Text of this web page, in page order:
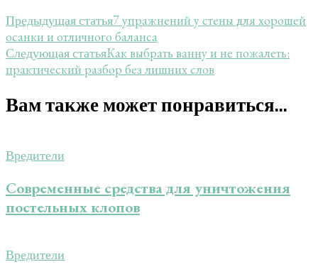
Предыдущая статья7 упражнений у стены для хорошей
осанки и отличного баланса
Следующая статьяКак выбрать ванну и не пожалеть:
практический разбор без лишних слов
Вам также может понравиться...
Вредители
Современные средства для уничтожения
постельных клопов
Вредители